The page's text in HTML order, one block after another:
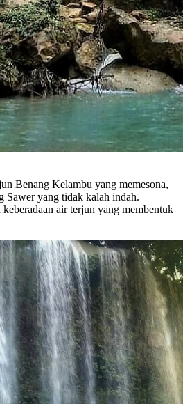
Benang Kelambu yang memesona,
Sawer yang tidak kalah indah.
air terjun yang membentuk